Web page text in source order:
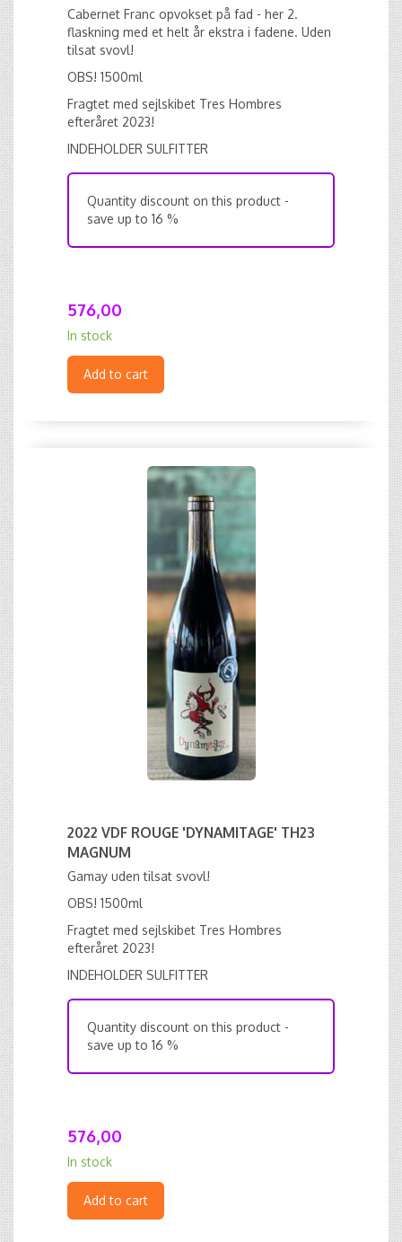
Cabernet Franc opvokset på fad - her 2.
flaskning med et helt år ekstra i fadene. Uden
tilsat svovl!
OBS! 1500ml
Fragtet med sejlskibet Tres Hombres
efteråret 2023!
INDEHOLDER SULFITTER
Quantity discount on this product -
save up to 16 %
576,00
In stock
Add to cart
2022 VDF ROUGE 'DYNAMITAGE' TH23
MAGNUM
Gamay uden tilsat svovl!
OBS! 1500ml
Fragtet med sejlskibet Tres Hombres
efteråret 2023!
INDEHOLDER SULFITTER
Quantity discount on this product -
save up to 16 %
576,00
In stock
Add to cart